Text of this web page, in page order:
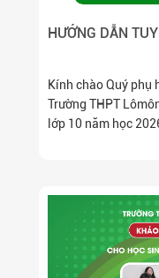
HƯỚNG DẪN
Kính chào Quý phụ
Trường THPT
lớp 10 năm học